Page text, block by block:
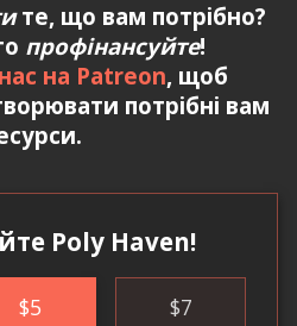
те, що вам потрібно?
профінансуйте!
на Patreon, щоб
потрібні вам
Poly Haven!
$5 $7